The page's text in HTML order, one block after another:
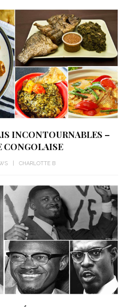
INCONTOURNABLES –
CONGOLAISE
CHARLOTTE B